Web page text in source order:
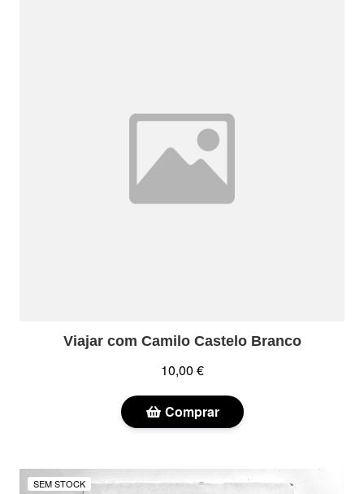
Viajar com Camilo Castelo Branco
10,00 €
Comprar
SEM STOCK